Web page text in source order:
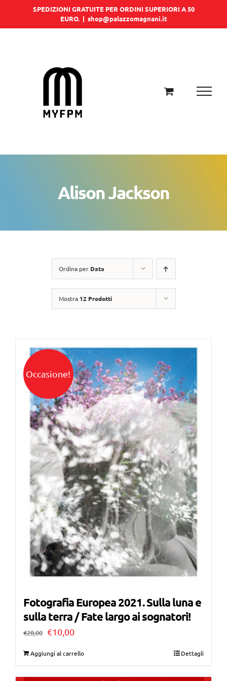
SPEDIZIONI GRATUITE PER ORDINI SUPERIORI A 50
EURO. | shop@palazzomagnani.it
Alison Jackson
Ordina per Data
Mostra 12 Prodotti
Occasione!
Fotografia Europea 2021. Sulla luna e
sulla terra / Fate largo ai sognatori!
€28,00 Il
€10,00Il
Aggiungi al carrello Dettagli